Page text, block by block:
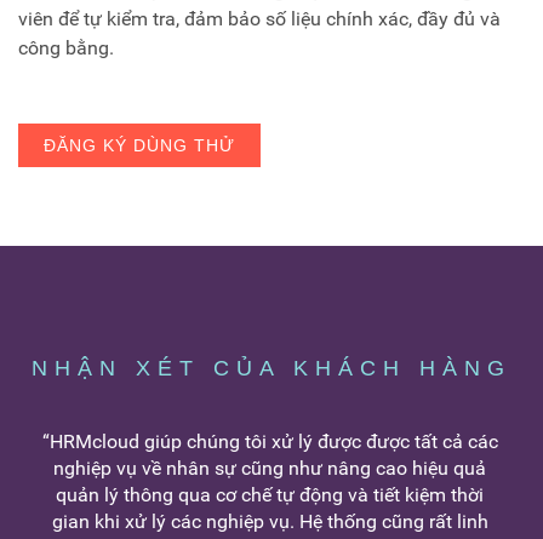
viên để tự kiểm tra, đảm bảo số liệu chính xác, đầy đủ và
công bằng.
ĐĂNG KÝ DÙNG THỬ
NHẬN XÉT CỦA KHÁCH HÀNG
“HRMcloud giúp chúng tôi xử lý được được tất cả các
nghiệp vụ về nhân sự cũng như nâng cao hiệu quả
quản lý thông qua cơ chế tự động và tiết kiệm thời
gian khi xử lý các nghiệp vụ. Hệ thống cũng rất linh